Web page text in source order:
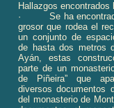
Hallazgos encontrados
· Se ha encontrado
grosor que rodea el
un conjunto de
de hasta dos metros
Ayán, estas
parte de un
de Piñeira” que
diversos documentos
del monasterio de